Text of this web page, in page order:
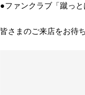
●ファンクラブ「蹴っ
皆さまのご来店をお待